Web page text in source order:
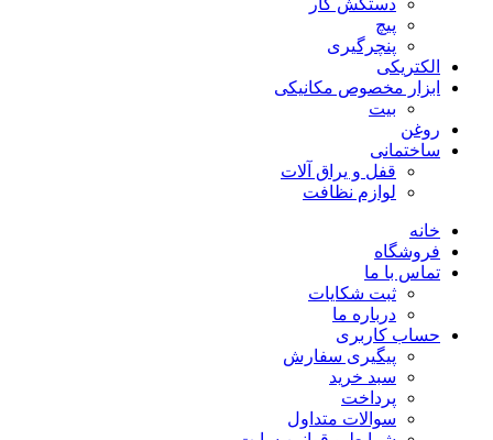
دستکش کار
پیچ
پنچرگیری
الکتریکی
ابزار مخصوص مکانیکی
بیت
روغن
ساختمانی
قفل و یراق آلات
لوازم نظافت
خانه
فروشگاه
تماس با ما
ثبت شکایات
درباره ما
حساب کاربری
پیگیری سفارش
سبد خرید
پرداخت
سوالات متداول